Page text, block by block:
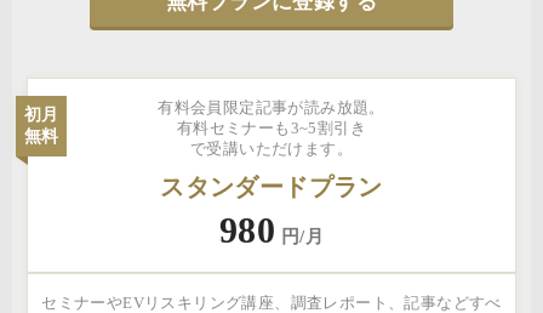
有料会員限定記事が読み放題。
有料セミナーも3~5割引き
で受講いただけます。
初月
無料
スタンダードプラン
980 円/月
セミナーやEVリスキリング講座、調査レポート、記事などすべ